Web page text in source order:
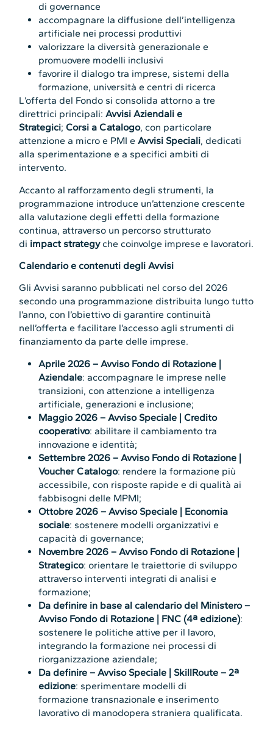
di governance
accompagnare la diffusione dell’intelligenza
artificiale nei processi produttivi
valorizzare la diversità generazionale e
promuovere modelli inclusivi
favorire il dialogo tra imprese, sistemi della
formazione, università e centri di ricerca
L’offerta del Fondo si consolida attorno a tre
direttrici principali:Avvisi Aziendali e
Strategici;Corsi a Catalogo, con particolare
attenzione a micro e PMI eAvvisi Speciali, dedicati
alla sperimentazione e a specifici ambiti di
intervento.
Accanto al rafforzamento degli strumenti, la
programmazione introduce un’attenzione crescente
alla valutazione degli effetti della formazione
continua, attraverso un percorso strutturato
di impact strategyche coinvolge imprese e lavoratori.
Calendario e contenuti degli Avvisi
Gli Avvisi saranno pubblicati nel corso del 2026
secondo una programmazione distribuita lungo tutto
l’anno, con l’obiettivo di garantire continuità
nell’offerta e facilitare l’accesso agli strumenti di
finanziamento da parte delle imprese.
Aprile 2026 – Avviso Fondo di Rotazione |
Aziendale: accompagnare le imprese nelle
transizioni, con attenzione a intelligenza
artificiale, generazioni e inclusione;
Maggio 2026 – Avviso Speciale | Credito
cooperativo: abilitare il cambiamento tra
innovazione e identità;
Settembre 2026 – Avviso Fondo di Rotazione |
Voucher Catalogo: rendere la formazione più
accessibile, con risposte rapide e di qualità ai
fabbisogni delle MPMI;
Ottobre 2026 – Avviso Speciale | Economia
sociale: sostenere modelli organizzativi e
capacità di governance;
Novembre 2026 – Avviso Fondo di Rotazione |
Strategico: orientare le traiettorie di sviluppo
attraverso interventi integrati di analisi e
formazione;
Da definire in base al calendario del Ministero –
Avviso Fondo di Rotazione | FNC (4ª edizione):
sostenere le politiche attive per il lavoro,
integrando la formazione nei processi di
riorganizzazione aziendale;
Da definire – Avviso Speciale | SkillRoute – 2ª
edizione: sperimentare modelli di
formazione transnazionale e inserimento
lavorativo di manodopera straniera qualificata.